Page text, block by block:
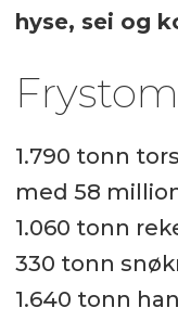
hyse, sei og
1.790 tonn
med 58
1.060 tonn
330 tonn
1.640 tonn